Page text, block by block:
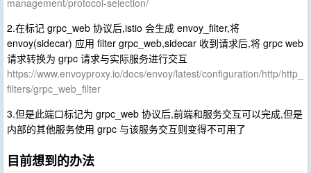
2.在标记 grpc_web 协议后,istio 会生成 envoy_filter,将
envoy(sidecar) 应用 filter grpc_web,sidecar 收到请求后,将 grpc web
请求转换为 grpc 请求与实际服务进行交互
https://www.envoyproxy.io/docs/envoy/latest/configuration/http/http_
filters/grpc_web_filter
3.但是此端口标记为 grpc_web 协议后,前端和服务交互可以完成,但是
内部的其他服务使用 grpc 与该服务交互则变得不可用了
目前想到的办法